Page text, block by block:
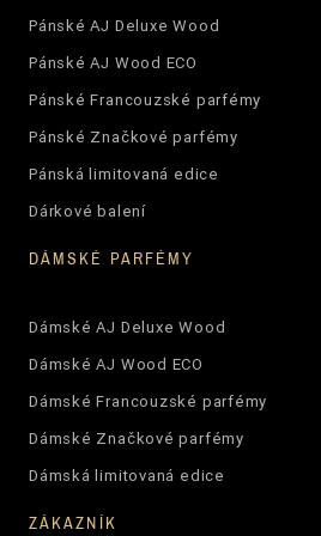
Pánské AJ Deluxe Wood
Pánské AJ Wood ECO
Pánské Francouzské parfémy
Pánské Značkové parfémy
Pánská limitovaná edice
Dárkové balení
DÁMSKÉ PARFÉMY
Dámské AJ Deluxe Wood
Dámské AJ Wood ECO
Dámské Francouzské parfémy
Dámské Značkové parfémy
Dámská limitovaná edice
ZÁKAZNÍK